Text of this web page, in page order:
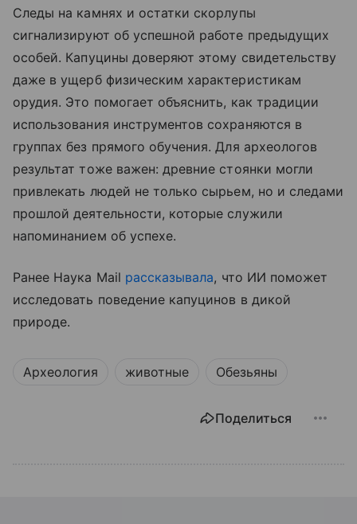
Следы на камнях и остатки скорлупы
сигнализируют об успешной работе предыдущих
особей. Капуцины доверяют этому свидетельству
даже в ущерб физическим характеристикам
орудия. Это помогает объяснить, как традиции
использования инструментов сохраняются в
группах без прямого обучения. Для археологов
результат тоже важен: древние стоянки могли
привлекать людей не только сырьем, но и следами
прошлой деятельности, которые служили
напоминанием об успехе.
Ранее Наука Mail рассказывала, что ИИ поможет
исследовать поведение капуцинов в дикой
природе.
Археология животные Обезьяны
Поделиться